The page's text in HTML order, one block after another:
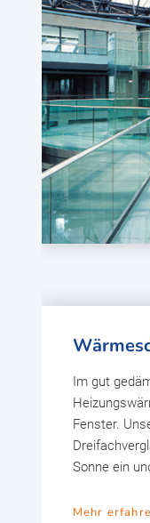
Im gut
Fenster.
Sonne ein
Mehr